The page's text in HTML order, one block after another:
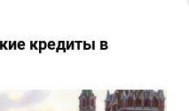
кредиты в